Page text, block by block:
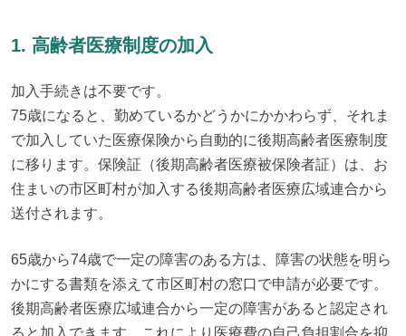
1. 高齢者医療制度の加入
加入手続きは不要です。
75歳になると、勤めているかどうかにかかわらず、それま
で加入していた医療保険から自動的に後期高齢者医療制度
に移ります。保険証（後期高齢者医療被保険者証）は、お
住まいの市区町村が加入する後期高齢者医療広域連合から
送付されます。
65歳から74歳で一定の障害のある方は、障害の状態を明ら
かにする書類を添えて市区町村の窓口で申請が必要です。
後期高齢者医療広域連合から一定の障害があると認定され